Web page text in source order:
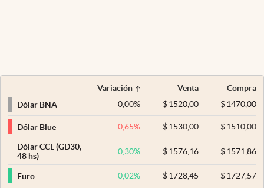
Variación Venta
Compra
Dólar BNA
0,00% $ 1520,00 $1470,00
Dólar Blue -0,65% $ 1530,00 $1510,00
Dólar CCL (GD30,
48 hs)
0,30% $ 1576,16 $1571,86
Euro 0,02% $ 1728,45 $1727,57